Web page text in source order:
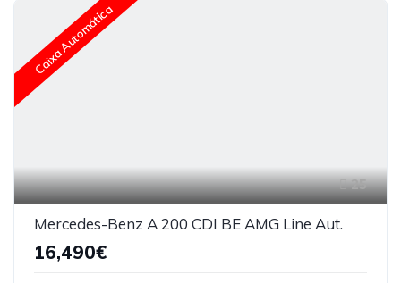
Caixa Automática
25
Mercedes-Benz A 200 CDI BE AMG Line Aut.
16,490€